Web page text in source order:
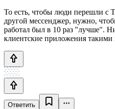
То есть, чтобы люди перешли с
другой мессенджер, нужно,
работал был в 10 раз "лучше".
клиентские приложения такими
Ответить